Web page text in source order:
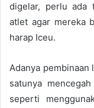
digelar, perlu ada
atlet agar mereka
harap Iceu.
Adanya
satunya
seperti